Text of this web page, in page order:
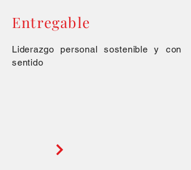
Entregable
Liderazgo personal sostenible y con
sentido